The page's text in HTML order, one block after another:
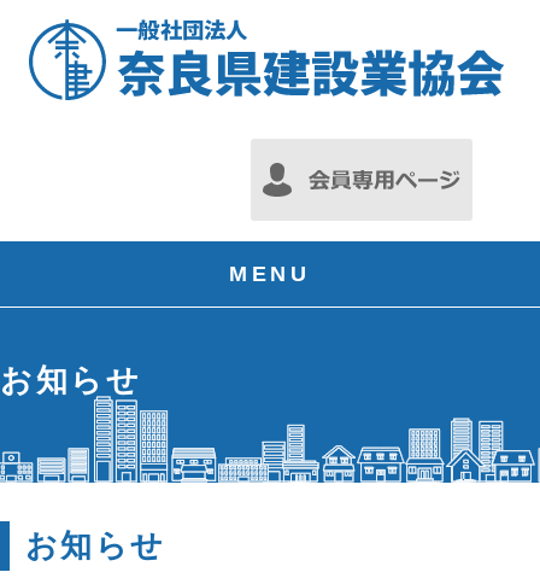
MENU
お知らせ
お知らせ